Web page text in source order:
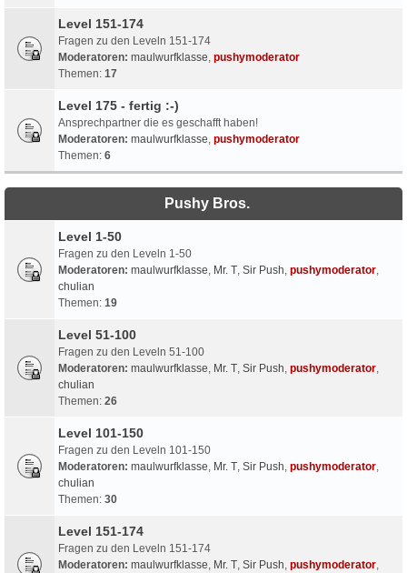
Level 151-174
Fragen zu den Leveln 151-174
Moderatoren: maulwurfklasse, pushymoderator
Themen: 17
Level 175 - fertig :-)
Ansprechpartner die es geschafft haben!
Moderatoren: maulwurfklasse, pushymoderator
Themen: 6
Pushy Bros.
Level 1-50
Fragen zu den Leveln 1-50
Moderatoren: maulwurfklasse, Mr. T, Sir Push, pushymoderator,
chulian
Themen: 19
Level 51-100
Fragen zu den Leveln 51-100
Moderatoren: maulwurfklasse, Mr. T, Sir Push, pushymoderator,
chulian
Themen: 26
Level 101-150
Fragen zu den Leveln 101-150
Moderatoren: maulwurfklasse, Mr. T, Sir Push, pushymoderator,
chulian
Themen: 30
Level 151-174
Fragen zu den Leveln 151-174
Moderatoren: maulwurfklasse, Mr. T, Sir Push, pushymoderator,